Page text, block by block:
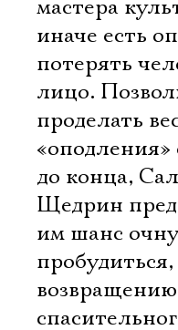
мастера
иначе есть
потерять
лицо.
проделать
«оподления»
до конца,
Щедрин
им шанс
возвращению